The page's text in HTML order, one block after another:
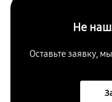
Не
Оставьте заявку,